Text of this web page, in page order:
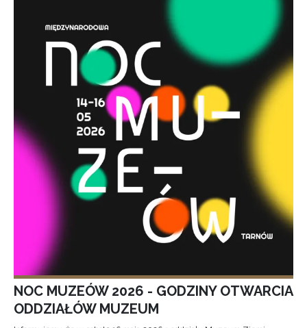
NOC MUZEÓW 2026 - GODZINY OTWARCIA
ODDZIAŁÓW MUZEUM